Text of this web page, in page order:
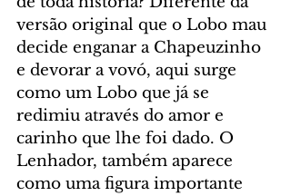
versão original que o Lobo mau
decide enganar a Chapeuzinho
e devorar a vovó, aqui surge
como um Lobo que já se
redimiu através do amor e
carinho que lhe foi dado. O
Lenhador, também aparece
como uma figura importante